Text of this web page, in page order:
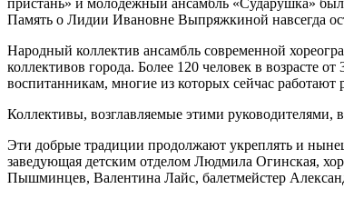
Память о Лидии Ивановне Выпряжкиной навсегда
Народный коллектив ансамбль современной
коллективов города. Более 120 человек в возрасте
воспитанникам, многие из которых сейчас
Коллективы, возглавляемые этими руководителями,
Эти добрые традиции продолжают укреплять и
заведующая детским отделом Людмила Огинская,
Пышминцев, Валентина Лайс, балетмейстер